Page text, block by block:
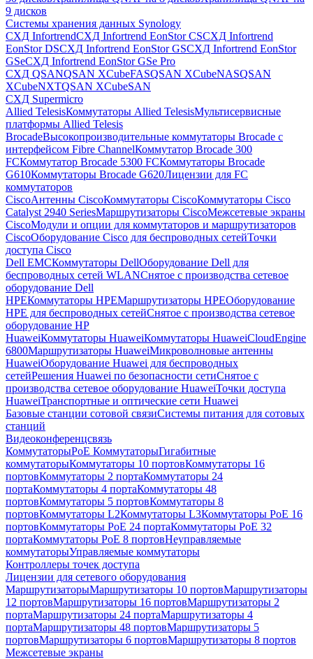
9 дисков
Системы хранения данных Synology
СХД InfortrendСХД Infortrend EonStor CSСХД Infortrend
EonStor DSСХД Infortrend EonStor GSСХД Infortrend EonStor
GSeСХД Infortrend EonStor GSe Pro
СХД QSANQSAN XCubeFASQSAN XCubeNASQSAN
XCubeNXTQSAN XCubeSAN
СХД Supermicro
Allied TelesisКоммутаторы Allied TelesisМультисервисные
платформы Allied Telesis
BrocadeВысокопроизводительные коммутаторы Brocade с
интерфейсом Fibre ChannelКоммутатор Brocade 300
FCКоммутатор Brocade 5300 FCКоммутаторы Brocade
G610Коммутаторы Brocade G620Лицензии для FC
коммутаторов
CiscoАнтенны CiscoКоммутаторы CiscoКоммутаторы Cisco
Catalyst 2940 SeriesМаршрутизаторы CiscoМежсетевые экраны
CiscoМодули и опции для коммутаторов и маршрутизаторов
CiscoОборудование Cisco для беспроводных сетейТочки
доступа Cisco
Dell EMCКоммутаторы DellОборудование Dell для
беспроводных сетей WLANСнятое с производства сетевое
оборудование Dell
HPEКоммутаторы HPEМаршрутизаторы HPEОборудование
HPE для беспроводных сетейСнятое с производства сетевое
оборудование HP
HuaweiКоммутаторы HuaweiКоммутаторы HuaweiCloudEngine
6800Маршрутизаторы HuaweiМикроволновые антенны
HuaweiОборудование Huawei для беспроводных
сетейРешения Huawei по безопасности сетиСнятое с
производства сетевое оборудование HuaweiТочки доступа
HuaweiТранспортные и оптические сети Huawei
Базовые станции сотовой связиСистемы питания для сотовых
станций
Видеоконференцсвязь
КоммутаторыPoE КоммутаторыГигабитные
коммутаторыКоммутаторы 10 портовКоммутаторы 16
портовКоммутаторы 2 портаКоммутаторы 24
портаКоммутаторы 4 портаКоммутаторы 48
портовКоммутаторы 5 портовКоммутаторы 8
портовКоммутаторы L2Коммутаторы L3Коммутаторы PoE 16
портовКоммутаторы PoE 24 портаКоммутаторы PoE 32
портаКоммутаторы PoE 8 портовНеуправляемые
коммутаторыУправляемые коммутаторы
Контроллеры точек доступа
Лицензии для сетевого оборудования
МаршрутизаторыМаршрутизаторы 10 портовМаршрутизаторы
12 портовМаршрутизаторы 16 портовМаршрутизаторы 2
портаМаршрутизаторы 24 портаМаршрутизаторы 4
портаМаршрутизаторы 48 портовМаршрутизаторы 5
портовМаршрутизаторы 6 портовМаршрутизаторы 8 портов
Межсетевые экраны